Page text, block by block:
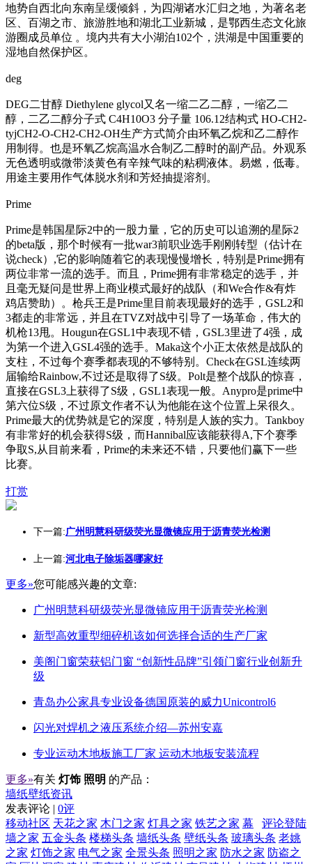
地势自西北向东南呈缓倾斜，为四湖诸水汇归之地，为著名老
区、百湖之市、旅游胜地和湖北工业新城，是鄂西生态文化旅
游圈成员单位 。境内共有大小湖泊102个，洪湖是中国重要的
湿地自然保护区。
deg
DEG二甘醇 Diethylene glycol又名一缩二乙二醇，一缩乙二
醇，二乙二醇分子式 C4H10O3 分子量 106.12结构式 HO-CH2-
tyjCH2-O-CH2-CH2-OH生产方式简介由环氧乙烷和乙二醇作
用制得。也是环氧乙烷高温水合制乙二醇时的副产品。外观系
无色透明或微带淡黄色有辛辣气味的粘稠液体。易燃，低毒。
用途主要用作气体脱水剂和芳烃抽提溶剂。
Prime
Prime是韩国星际2中的一股力量，它的历史可以追溯的星际2
的beta版，那个时候有一批war3前职业选手刚刚转型（估计在
说check）,它的影响随着它的表现慢慢增长，特别是Prime拥有
两位非常一流的选手。而且，Prime拥有非常稳定的选手，并
且毫无疑问是世界上商业模式最好的战队（和We合作&有炸
鸡店赞助）。枪兵王是Prime里目前表现最好的选手，GSL2和
3都走的非常远，并且在TVZ对战中引导了一场革命，伟大的
机枪13甩。Hougun在GSL1中表现不错，GSL3里进了4强，成
为第一个进入GSL4强的选手。Maka这个小正太依然是战队的
支柱，不过每个赛季都表现的不够特别。Check在GSL连续两
届输给Rainbow,不过还是取得了S级。Polt是整个战队的惊喜，
直接在GSL3上获得了S级，GSL1表现一般。Anypro是prime中
第六位S级，不过原文作者不认为他能在这个位置上呆很久。
Prime最大的优势就是它的深度，特别是人族的实力。Tankboy
有非常好的机会获得S级，而Hannibal应该能获得A,下个赛季
争取S,从目前来看，Prime的未来还不错，只要他们赢下一些
比赛。
打赏
下一篇:广州明慧科研级荧光显微镜应用于沥青荧光检测
上一篇:河北电子除垢器哪家好
更多»您可能感兴趣的文章:
广州明慧科研级荧光显微镜应用于沥青荧光检测
新型高效重型细碎机该如何选择合适的生产厂家
美阁门窗荣获铝门窗 “创新性品牌”引领门窗行业创新升
级
青岛办公家具专业设备德国原装的威力Unicontrol6
闪光对焊机之液压系统介绍—苏州安嘉
专业运动木地板施工厂家 运动木地板安装流程
更多»有关 灯饰 照明 的产品：
墙纸壁纸资讯
发表评论 | 0评
评论登陆
移动社区 天花之家 木门之家 灯具之家 铁艺之家 幕
墙之家 五金头条 楼梯头条 墙纸头条 壁纸头条 玻璃头条 老姚
之家 灯饰之家 电气之家 全景头条 照明之家 防水之家 防盗之